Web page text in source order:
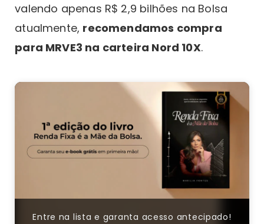
valendo apenas R$ 2,9 bilhões na Bolsa
atualmente, recomendamos compra
para MRVE3 na carteira Nord 10X.
Entre na lista e garanta acesso antecipado!